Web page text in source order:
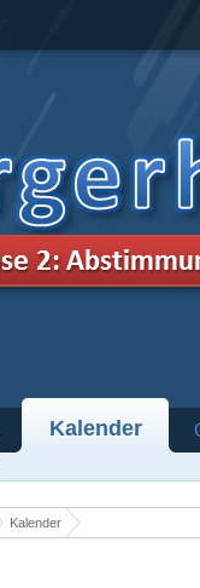
Kalender
Kalender